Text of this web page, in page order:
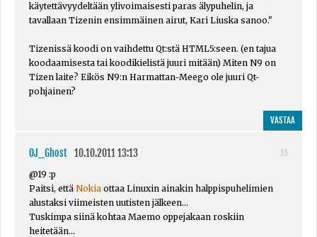
käytettävyydeltään ylivoimaisesti paras älypuhelin, ja
tavallaan Tizenin ensimmäinen airut, Kari Liuska sanoo."
Tizenissä koodi on vaihdettu Qt:stä HTML5:seen. (en tajua
koodaamisesta tai koodikielistä juuri mitään) Miten N9 on
Tizen laite? Eikös N9:n Harmattan-Meego ole juuri Qt-
pohjainen?
VASTAA
OJ_Ghost 10.10.2011 13:13
15
@19 :p
Paitsi, että Nokia ottaa Linuxin ainakin halppispuhelimien
alustaksi viimeisten uutisten jälkeen...
Tuskimpa siinä kohtaa Maemo oppejakaan roskiin
heitetään...